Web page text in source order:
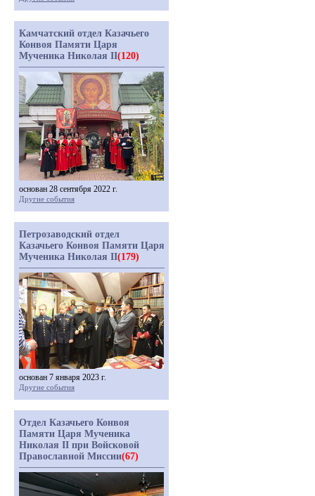
Камчатский отдел Казачьего
Конвоя Памяти Царя
Мученика Николая II(120)
основан 28 сентября 2022 г.
Другие события
Петрозаводский отдел
Казачьего Конвоя Памяти Царя
Мученика Николая II(179)
основан 7 января 2023 г.
Другие события
Отдел Казачьего Конвоя
Памяти Царя Мученика
Николая II при Войсковой
Православной Миссии(67)